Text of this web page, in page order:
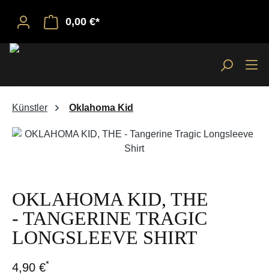
0,00 €*
Künstler Oklahoma Kid
Bildergalerie überspringen
OKLAHOMA KID, THE
- TANGERINE TRAGIC
LONGSLEEVE SHIRT
4,90 €*